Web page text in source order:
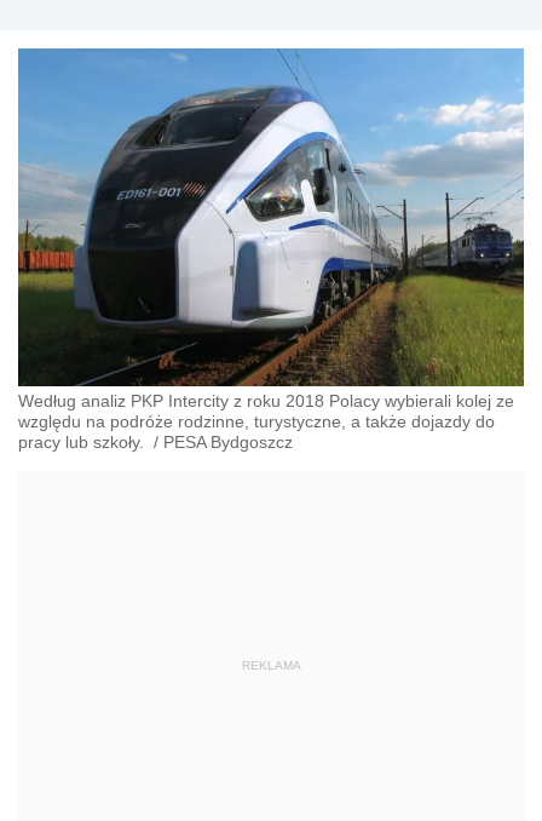
Według analiz PKP Intercity z roku 2018 Polacy wybierali kolej ze
względu na podróże rodzinne, turystyczne, a także dojazdy do
pracy lub szkoły.
/ PESA Bydgoszcz